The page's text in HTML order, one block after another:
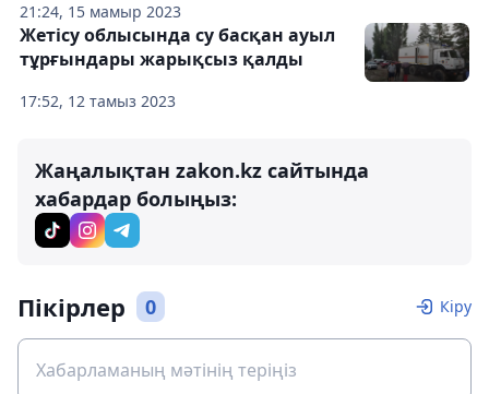
21:24, 15 мамыр 2023
17:52, 12 тамыз 2023
Жетісу облысында су басқан ауыл
тұрғындары жарықсыз қалды
Жаңалықтан zakon.kz сайтында
хабардар болыңыз:
Пікірлер 0 Кіру